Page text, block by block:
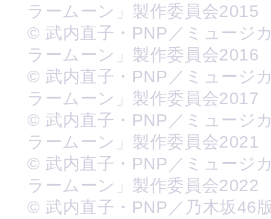
ラームーン」製作委員会2015
© 武内直子・PNP／ミュージ
ラームーン」製作委員会2016
© 武内直子・PNP／ミュージ
ラームーン」製作委員会2017
© 武内直子・PNP／ミュージ
ラームーン」製作委員会2021
© 武内直子・PNP／ミュージ
ラームーン」製作委員会2022
© 武内直子・PNP／乃木坂46